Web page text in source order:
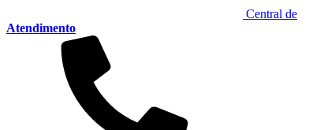
Central de
Atendimento